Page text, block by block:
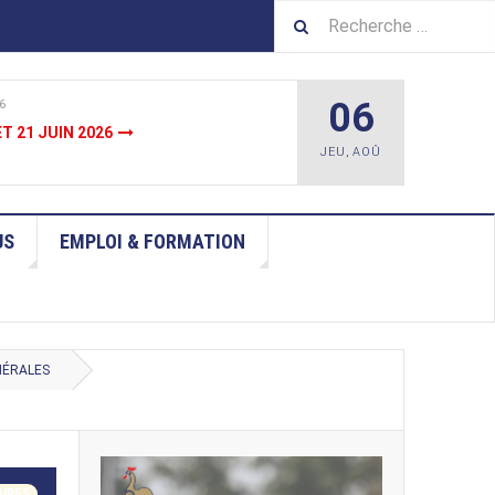
06
JEU ,AOÛ
EMPLOI & FORMATION